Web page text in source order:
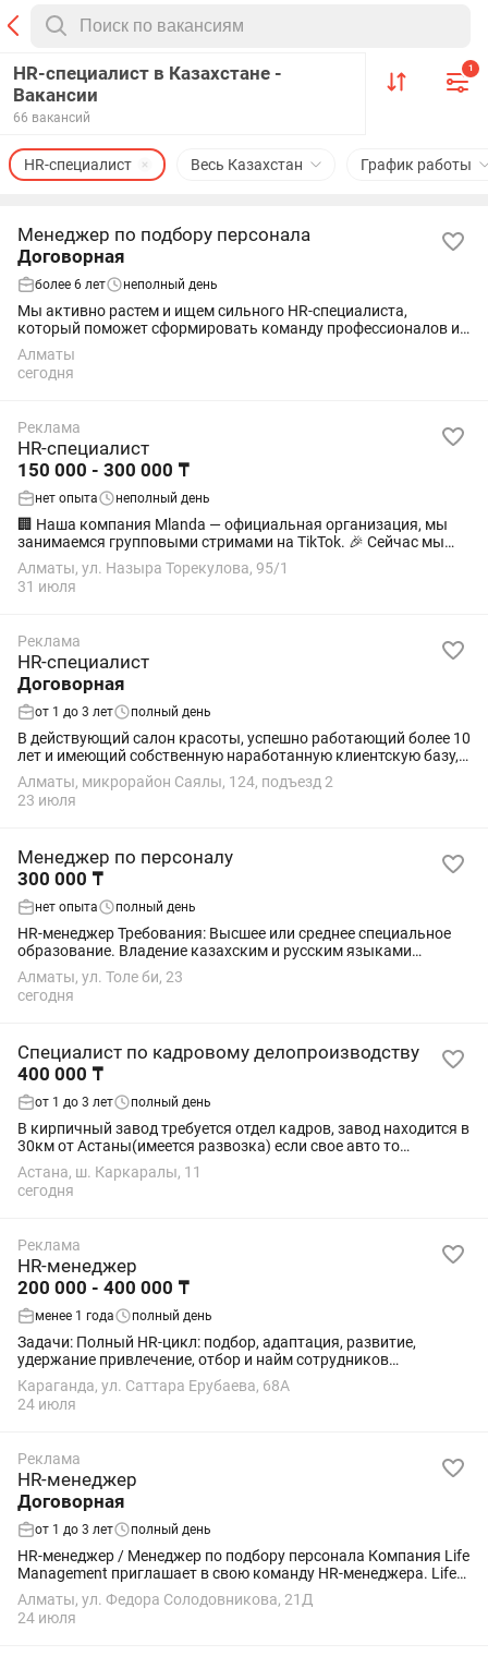
HR-специалист в Казахстане -
Вакансии
66 вакансий
1
Весь Казахстан
HR-специалист График работы
Менеджер по подбору персонала
Договорная
более 6 лет неполный день
Мы активно растем и ищем сильного HR-специалиста,
который поможет сформировать команду профессионалов и
выстроить эффективную систему управления персоналом.
Алматы
сегодня
Реклама
HR-специалист
150 000 - 300 000 ₸
нет опыта неполный день
🏢 Наша компания Mlanda — официальная организация, мы
занимаемся групповыми стримами на TikTok. 🎉 Сейчас мы
открываем вакансию HR-менеджера! 📋 Требования к
кандидату: • 🇰🇿 Свободное владение...
Алматы, ул. Назыра Торекулова, 95/1
31 июля
Реклама
HR-специалист
Договорная
от 1 до 3 лет полный день
В действующий салон красоты, успешно работающий более 10
лет и имеющий собственную наработанную клиентскую базу,
требуется мастер-универсал (парикмахер). Ищем
ответственного, аккуратного и...
Алматы, микрорайон Саялы, 124, подъезд 2
23 июля
Менеджер по персоналу
300 000 ₸
нет опыта полный день
HR-менеджер Требования: Высшее или среднее специальное
образование. Владение казахским и русским языками
(английский будет преимуществом). Уверенное владение ПК
(MS Office). Грамотная устная и...
Алматы, ул. Толе би, 23
сегодня
Специалист по кадровому делопроизводству
400 000 ₸
от 1 до 3 лет полный день
В кирпичный завод требуется отдел кадров, завод находится в
30км от Астаны(имеется развозка) если свое авто то
предоставляется бензин
Астана, ш. Каркаралы, 11
сегодня
Реклама
HR-менеджер
200 000 - 400 000 ₸
менее 1 года полный день
Задачи: Полный HR-цикл: подбор, адаптация, развитие,
удержание привлечение, отбор и найм сотрудников
разработка и внедрение программы обучения и развития
персонала управление кадровыми процессами...
Караганда, ул. Саттара Ерубаева, 68А
24 июля
Реклама
HR-менеджер
Договорная
от 1 до 3 лет полный день
HR-менеджер / Менеджер по подбору персонала Компания Life
Management приглашает в свою команду HR-менеджера. Life
Management — управляющая компания, которая берет на себя
полный цикл подбора и...
Алматы, ул. Федора Солодовникова, 21Д
24 июля